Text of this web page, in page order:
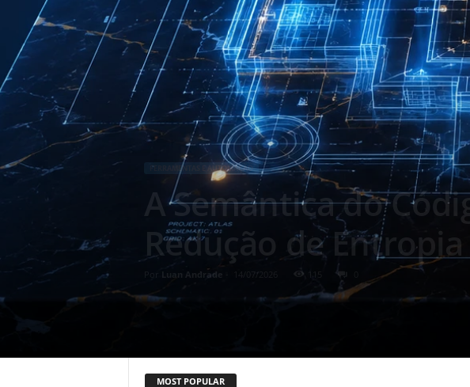
FERRAMENTAS E AUTOMAÇÃO
A Semântica do
Redução de
Luan Andrade 14/07/2026
MOST POPULAR